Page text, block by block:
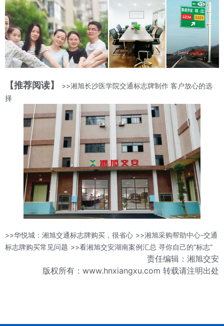
【推荐阅读】
>>湘旭长沙医学院交通标志牌制作 客户放心的选
择
>>华悦城：湘旭交通标志牌购买，很省心 >>湘旭采购帮助中心-交通
标志牌购买常见问题 >>看湘旭交安湖南案例汇总 寻你自己的“标志”
责任编辑：湘旭交安
版权所有：www.hnxiangxu.com 转载请注明出处